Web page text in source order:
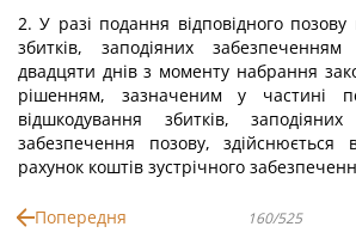
2. У разі подання відповідного
збитків, заподіяних
двадцяти днів з моменту набрання
рішенням, зазначеним у частині
відшкодування збитків,
забезпечення позову,
рахунок коштів зустрічного
Попередня 160/525